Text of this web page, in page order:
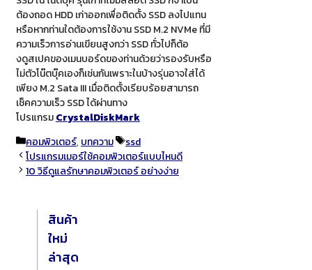
ต้องถอด HDD เก่าออกเพื่อติดตั้ง SSD ลงไปแทน
หรือหากท่านใดต้องการใช้งาน SSD M.2 NVMe ที่มี
ความเร็วการอ่านเขียนสูงกว่า SSD ทั่วไปก็ต้อ
งดูสเปคของเมนบอร์ดของท่านด้วยว่ารองรับหรือ
ไม่ตัวโน๊ตบุ๊คเองก็เช่นกันเพราะในบ้างรุ่นอาจใส่ได้
เพียง M.2 Sata III เมื่อติดตั้งเรียบร้อยสามารถ
เช็คความเร็ว SSD ได้ผ่านทาง
โปรแกรมCrystalDiskMark
Categories
คอมพิวเตอร์,บทความ Tags
ssd
โปรแกรมเมอร์ใช้คอมพิวเตอร์แบบไหนดี
10 วิธีดูแลรักษาคอมพิวเตอร์ อย่างง่าย
สินค้า
ใหม่
ล่าสุด